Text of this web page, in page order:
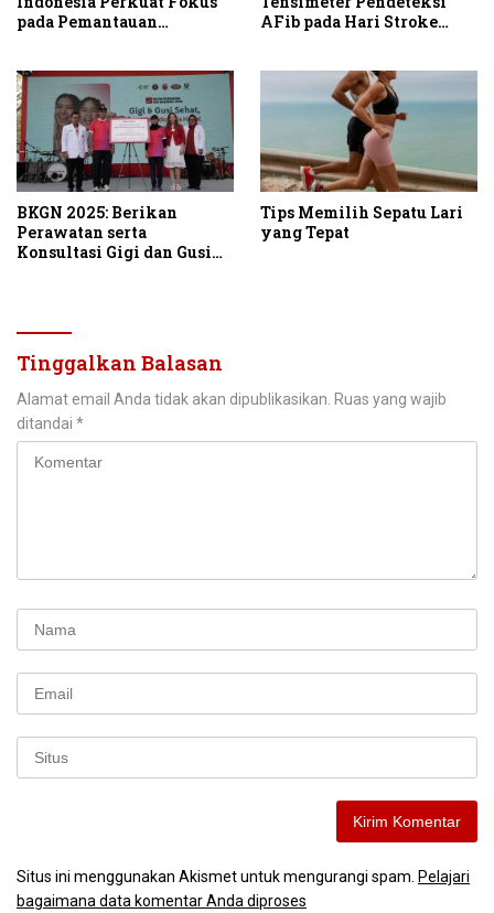
pada Pemantauan
Tanpa Kontak
AFib pada Hari Stroke
BKGN 2025: Berikan
Perawatan serta
Konsultasi Gigi dan Gusi
Tips Memilih Sepatu Lari
yang Tepat
Tinggalkan Balasan
Alamat email Anda tidak akan dipublikasikan. Ruas yang wajib
ditandai *
Situs ini menggunakan Akismet untuk mengurangi spam. Pelajari
bagaimana data komentar Anda diproses